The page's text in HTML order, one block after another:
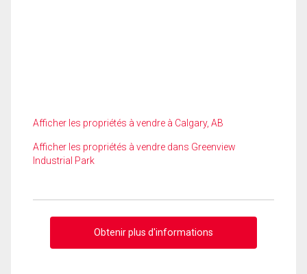
Afficher les propriétés à vendre à Calgary, AB
Afficher les propriétés à vendre dans Greenview
Industrial Park
Obtenir plus d'informations